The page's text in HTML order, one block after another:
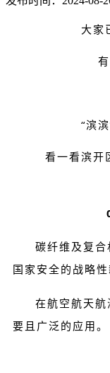
大家
“滨
看一看滨开
碳纤维及复
国家安全的战略性
在航空航天
要且广泛的应用。